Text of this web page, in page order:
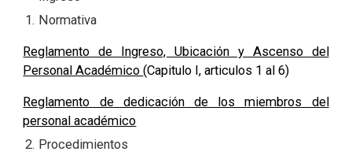
Normativa
Reglamento de Ingreso, Ubicación y Ascenso del
Personal Académico(Capitulo I, articulos 1 al 6)
Reglamento de dedicación de los miembros del
personal académico
Procedimientos